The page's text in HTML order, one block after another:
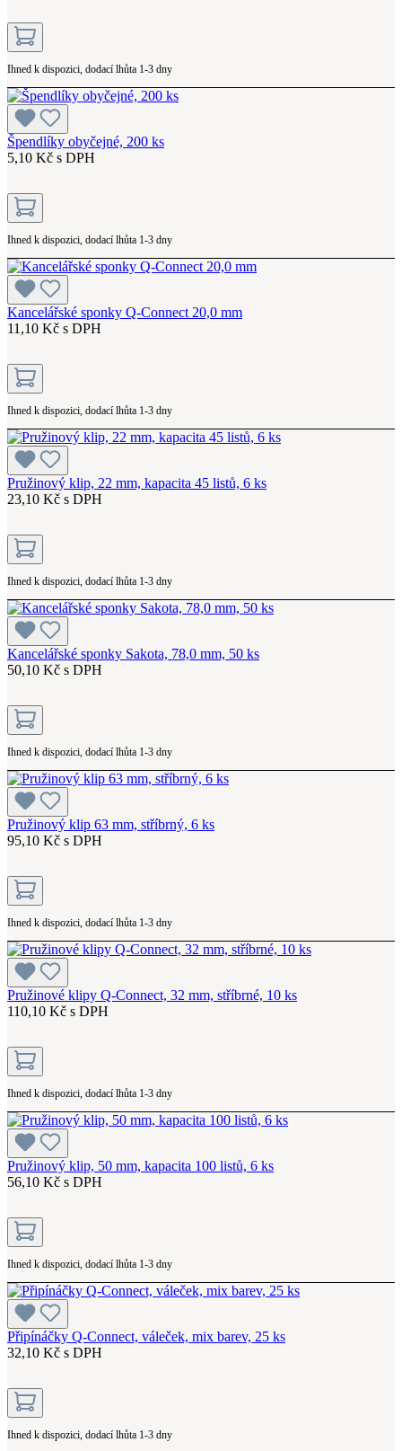
Ihned k dispozici, dodací lhůta 1-3 dny
Špendlíky obyčejné, 200 ks
5,10 Kč s DPH
Ihned k dispozici, dodací lhůta 1-3 dny
Kancelářské sponky Q-Connect 20,0 mm
11,10 Kč s DPH
Ihned k dispozici, dodací lhůta 1-3 dny
Pružinový klip, 22 mm, kapacita 45 listů, 6 ks
23,10 Kč s DPH
Ihned k dispozici, dodací lhůta 1-3 dny
Kancelářské sponky Sakota, 78,0 mm, 50 ks
50,10 Kč s DPH
Ihned k dispozici, dodací lhůta 1-3 dny
Pružinový klip 63 mm, stříbrný, 6 ks
95,10 Kč s DPH
Ihned k dispozici, dodací lhůta 1-3 dny
Pružinové klipy Q-Connect, 32 mm, stříbrné, 10 ks
110,10 Kč s DPH
Ihned k dispozici, dodací lhůta 1-3 dny
Pružinový klip, 50 mm, kapacita 100 listů, 6 ks
56,10 Kč s DPH
Ihned k dispozici, dodací lhůta 1-3 dny
Připínáčky Q-Connect, váleček, mix barev, 25 ks
32,10 Kč s DPH
Ihned k dispozici, dodací lhůta 1-3 dny